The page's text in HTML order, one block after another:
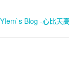
YIem`s Blog -心比天